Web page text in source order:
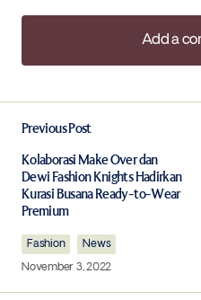
Add a
Add a
Required fields are
Comment
Previous Post
Kolaborasi Make Over dan
Dewi Fashion Knights Hadirkan
Kurasi Busana Ready-to-Wear
Premium
Fashion
News
November 3, 2022